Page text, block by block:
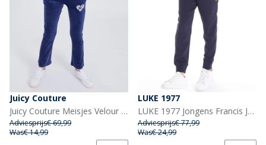
Juicy Couture
Juicy Couture Meisjes Velour Joggingbroek Blauw
Adviesprijs€ 69,99
Was€ 14,99
LUKE 1977
LUKE 1977 Jongens Francis Joggingbroek Blauw
Adviesprijs€ 77,99
Was€ 24,99